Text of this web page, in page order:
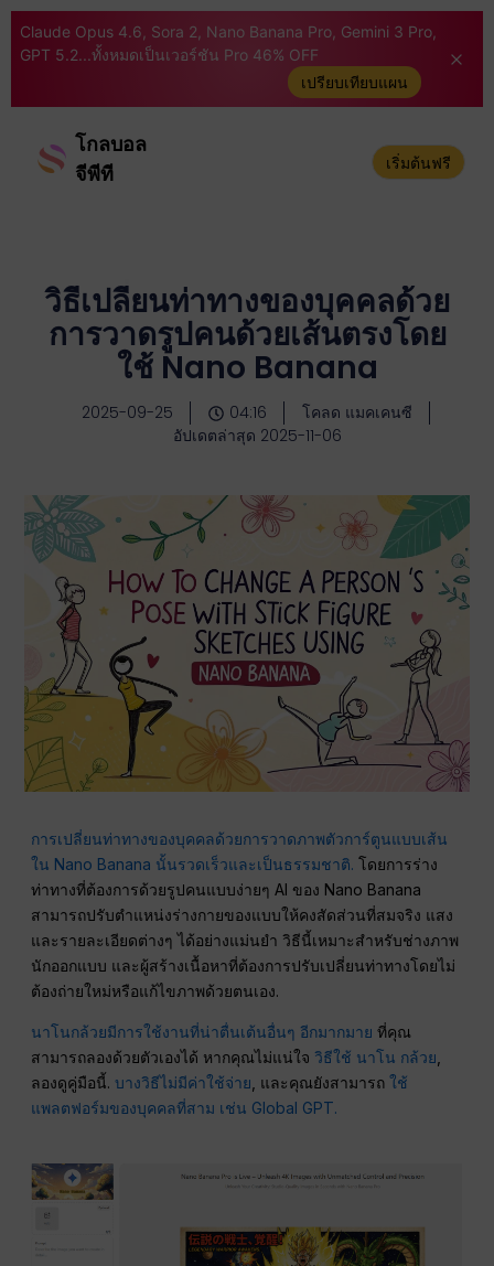
Claude Opus 4.6, Sora 2, Nano Banana Pro, Gemini 3 Pro,
GPT 5.2...ทั้งหมดเป็นเวอร์ชัน Pro 46% OFF
เปรียบเทียบแผน
โกลบอล
จีพีที
เริ่มต้นฟรี
วิธีเปลี่ยนท่าทางของบุคคลด้วย
การวาดรูปคนด้วยเส้นตรงโดย
ใช้ Nano Banana
2025-09-25 04:16
โคลด แมคเคนซี
อัปเดตล่าสุด 2025-11-06
การเปลี่ยนท่าทางของบุคคลด้วยการวาดภาพตัวการ์ตูนแบบเส้น
ใน Nano Banana นั้นรวดเร็วและเป็นธรรมชาติ. โดยการร่าง
ท่าทางที่ต้องการด้วยรูปคนแบบง่ายๆ AI ของ Nano Banana
สามารถปรับตำแหน่งร่างกายของแบบให้คงสัดส่วนที่สมจริง แสง
และรายละเอียดต่างๆ ได้อย่างแม่นยำ วิธีนี้เหมาะสำหรับช่างภาพ
นักออกแบบ และผู้สร้างเนื้อหาที่ต้องการปรับเปลี่ยนท่าทางโดยไม่
ต้องถ่ายใหม่หรือแก้ไขภาพด้วยตนเอง.
นาโนกล้วยมีการใช้งานที่น่าตื่นเต้นอื่นๆ อีกมากมาย ที่คุณ
สามารถลองด้วยตัวเองได้ หากคุณไม่แน่ใจ วิธีใช้ นาโน กล้วย
ลองดูคู่มือนี้.บางวิธีไม่มีค่าใช้จ่าย , และคุณยังสามารถใช้
แพลตฟอร์มของบุคคลที่สาม เช่น Global GPT.